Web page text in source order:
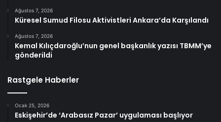
Ağustos 7, 2026
Küresel Sumud Filosu Aktivistleri Ankara’da Karşılandı
Ağustos 7, 2026
Kemal Kılıçdaroğlu’nun genel başkanlık yazısı TBMM’ye
gönderildi
Rastgele Haberler
Ocak 25, 2026
Eskişehir’de ‘Arabasız Pazar’ uygulaması başlıyor